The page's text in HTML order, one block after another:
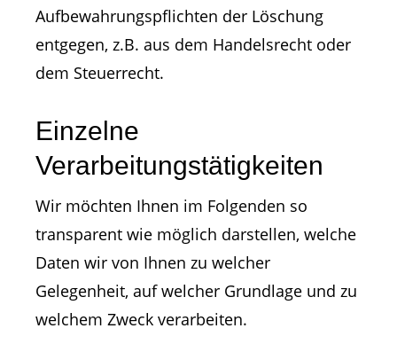
Aufbewahrungspflichten der Löschung
entgegen, z.B. aus dem Handelsrecht oder
dem Steuerrecht.
Einzelne
Verarbeitungstätigkeiten
Wir möchten Ihnen im Folgenden so
transparent wie möglich darstellen, welche
Daten wir von Ihnen zu welcher
Gelegenheit, auf welcher Grundlage und zu
welchem Zweck verarbeiten.